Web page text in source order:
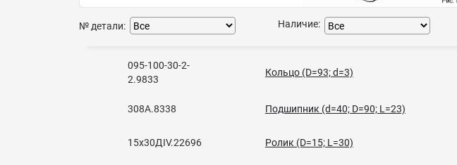
№ детали: Наличие:
095-100-30-2-
2.9833
Кольцо (D=93; d=3)
308А.8338 Подшипник (d=40; D=90; L=23)
15х30ДIV.22696 Ролик (D=15; L=30)